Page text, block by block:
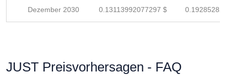
Dezember 2030 0.13113992077297 $
JUST Preisvorhersagen - FAQ